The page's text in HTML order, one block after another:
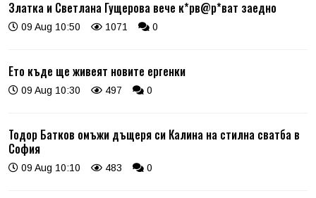
Златка и Светлана Гущерова вече к*рв@р*ват заедно
09 Aug 10:50 1071 0
Ето къде ще живеят новите ергенки
09 Aug 10:30 497 0
Тодор Батков омъжи дъщеря си Калина на стилна сватба в
София
09 Aug 10:10 483 0